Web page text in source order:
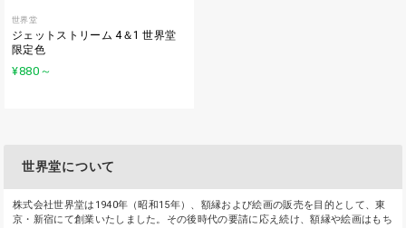
世界堂
ジェットストリーム 4＆1 世界堂
限定色
¥880 ～
世界堂について
株式会社世界堂は1940年（昭和15年）、額縁および絵画の販売を目的として、東
京・新宿にて創業いたしました。その後時代の要請に応え続け、額縁や絵画はもち